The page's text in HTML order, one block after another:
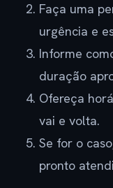
Faça uma
urgência e
Informe
duração
Ofereça
vai e volta.
Se for o
pronto